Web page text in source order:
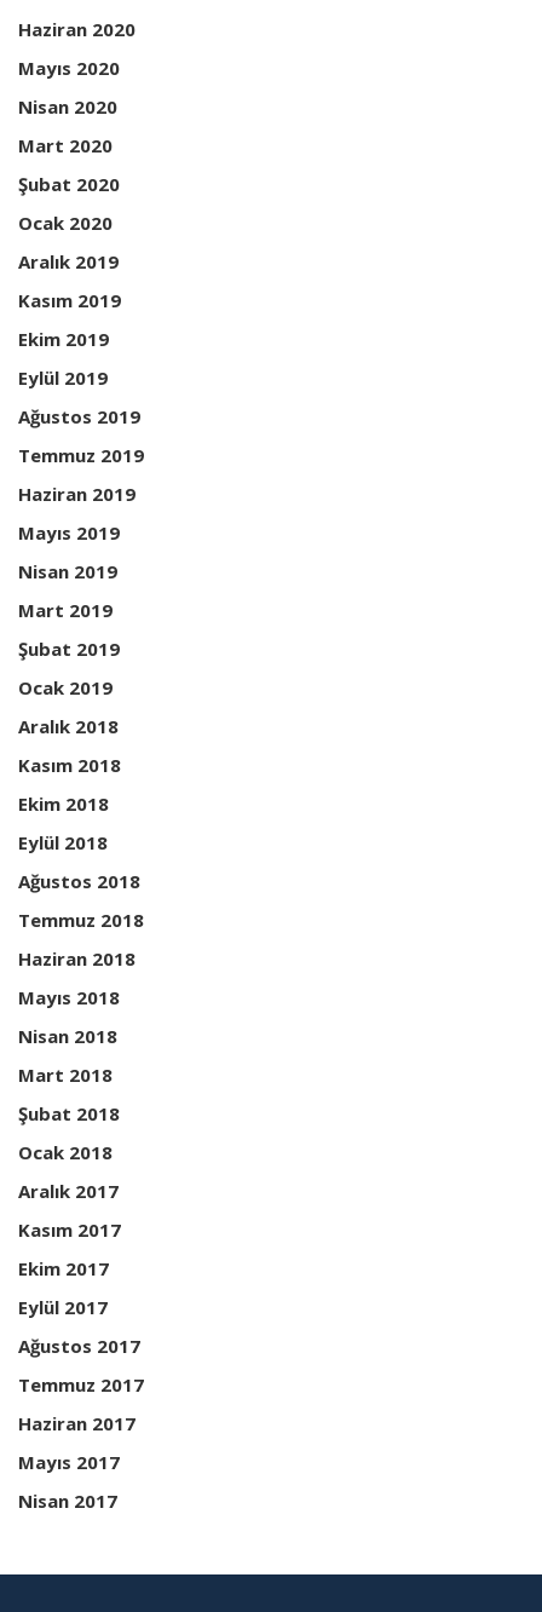
Haziran 2020
Mayıs 2020
Nisan 2020
Mart 2020
Şubat 2020
Ocak 2020
Aralık 2019
Kasım 2019
Ekim 2019
Eylül 2019
Ağustos 2019
Temmuz 2019
Haziran 2019
Mayıs 2019
Nisan 2019
Mart 2019
Şubat 2019
Ocak 2019
Aralık 2018
Kasım 2018
Ekim 2018
Eylül 2018
Ağustos 2018
Temmuz 2018
Haziran 2018
Mayıs 2018
Nisan 2018
Mart 2018
Şubat 2018
Ocak 2018
Aralık 2017
Kasım 2017
Ekim 2017
Eylül 2017
Ağustos 2017
Temmuz 2017
Haziran 2017
Mayıs 2017
Nisan 2017